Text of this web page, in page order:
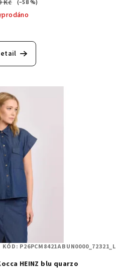
Kč
(–58 %)
HEINZ blu quarzo
KÓD: P26PCM8421ABUN0000_72321_L